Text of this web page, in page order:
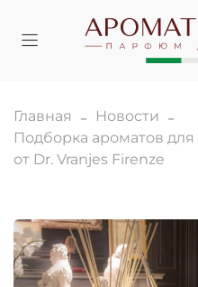
Главная
Новости
Подборка ароматов
от Dr. Vranjes Firenze